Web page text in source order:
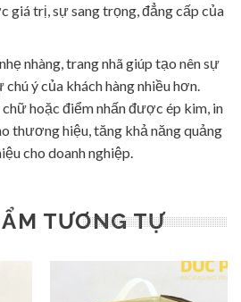
giá trị, sự sang trọng, đẳng cấp của
nhàng, trang nhã giúp tạo nên sự
ý của khách hàng nhiều hơn.
hoặc điểm nhấn được ép kim, in
thương hiệu, tăng khả năng quảng
cho doanh nghiệp.
TƯƠNG TỰ